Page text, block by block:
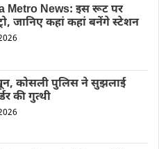
Metro News: इस रूट पर
जानिए कहां कहां बनेंगे स्टेशन
कोसली पुलिस ने सुझलाई
की गुत्थी